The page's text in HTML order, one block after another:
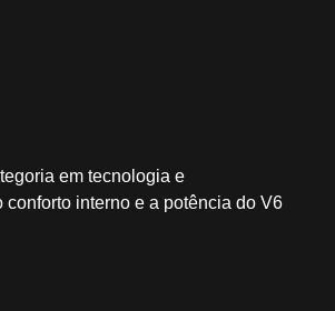
em tecnologia e
interno e a potência do V6